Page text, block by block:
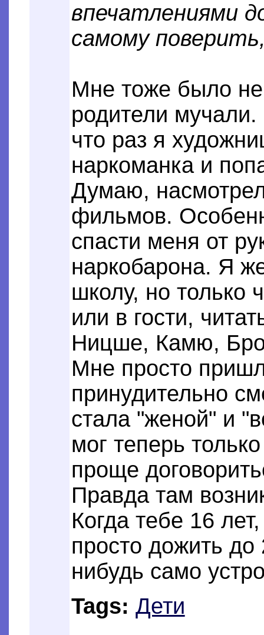
впечатлениями
самому
Мне тоже было не
родители
что раз я
наркоманка и
Думаю,
фильмов.
спасти меня от
наркобарона. Я
школу, но только
или в гости,
Ницше, Камю,
Мне просто
принудительно
стала "женой" и
мог теперь
проще
Правда там
Когда тебе 16
просто дожить
нибудь само
Tags: Дети